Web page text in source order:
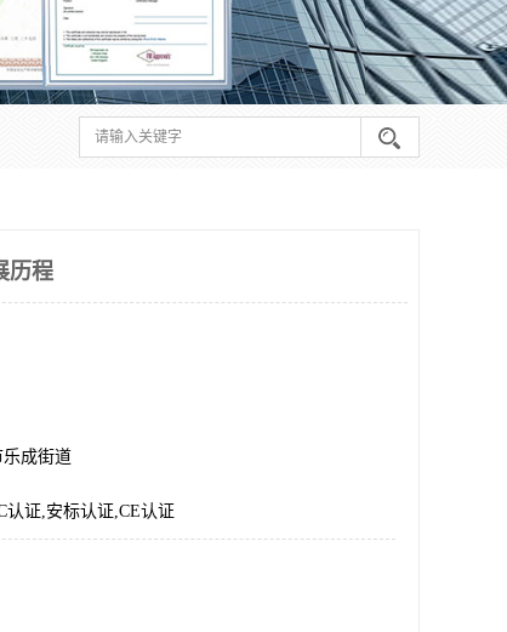
历程
成街道
认证,安标认证,CE认证